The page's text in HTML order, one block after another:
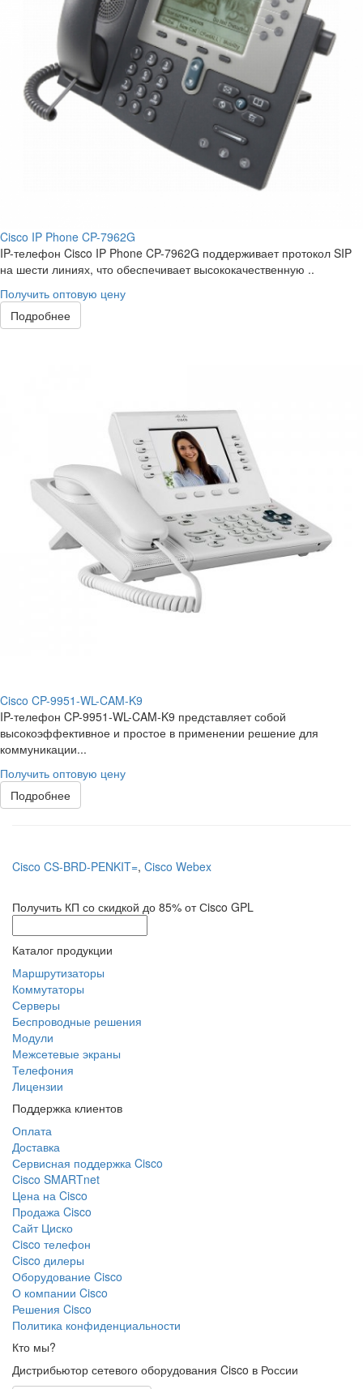
Cisco IP Phone CP-7962G
IP-телефон Cisco IP Phone CP-7962G поддерживает протокол SIP
на шести линиях, что обеспечивает высококачественную ..
Получить оптовую цену
Подробнее
Cisco CP-9951-WL-CAM-K9
IP-телефон CP-9951-WL-CAM-K9 представляет собой
высокоэффективное и простое в применении решение для
коммуникации...
Получить оптовую цену
Подробнее
Cisco CS-BRD-PENKIT=, Cisco Webex
Получить КП со скидкой до 85% от Сisco GPL
Каталог продукции
Маршрутизаторы
Коммутаторы
Серверы
Беспроводные решения
Модули
Межсетевые экраны
Телефония
Лицензии
Поддержка клиентов
Оплата
Доставка
Сервисная поддержка Cisco
Cisco SMARTnet
Цена на Cisco
Продажа Cisco
Сайт Циско
Сisco телефон
Cisco дилеры
Оборудование Cisco
О компании Cisco
Решения Cisco
Политика конфиденциальности
Кто мы?
Дистрибьютор сетевого оборудования Cisco в России